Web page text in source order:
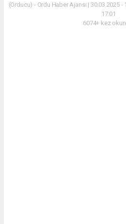
(Orducu) - Ordu Haber Ajansı | 30.03.2025 -
17:01
6074+ kez